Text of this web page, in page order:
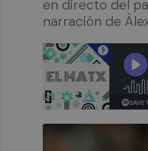
en directo del
narración de